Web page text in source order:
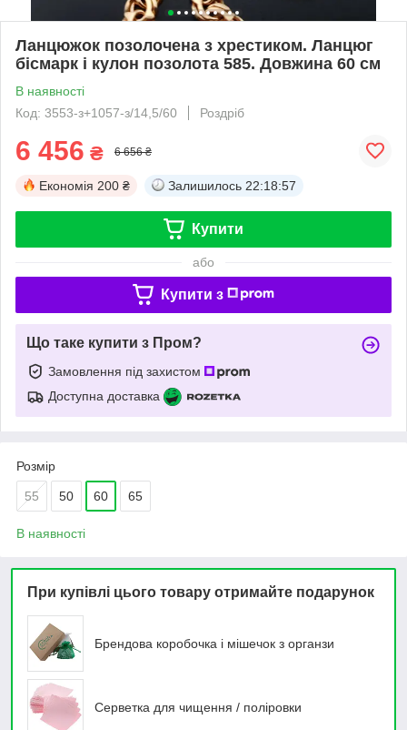
Ланцюжок позолочена з хрестиком. Ланцюг
бісмарк і кулон позолота 585. Довжина 60 см
В наявності
Код: 3553-з+1057-з/14,5/60
Роздріб
6 456 ₴ 6 656 ₴
Економія 200 ₴ Залишилось 22:18:57
Купити
або
Купити з
Що таке купити з Пром?
Замовлення під захистом
Доступна доставка
Розмір
55 50 60 65
В наявності
При купівлі цього товару отримайте подарунок
Брендова коробочка і мішечок з органзи
Серветка для чищення / поліровки